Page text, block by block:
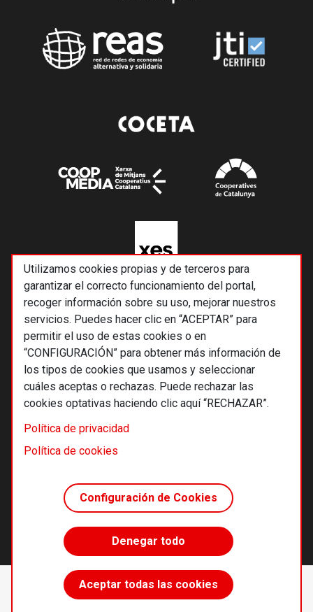
Utilizamos cookies propias y de terceros para
garantizar el correcto funcionamiento del portal,
recoger información sobre su uso, mejorar nuestros
servicios. Puedes hacer clic en “ACEPTAR” para
permitir el uso de estas cookies o en
“CONFIGURACIÓN” para obtener más información de
los tipos de cookies que usamos y seleccionar
cuáles aceptas o rechazas. Puede rechazar las
cookies optativas haciendo clic aquí “RECHAZAR”.
Política de privacidad
Política de cookies
Configuración de Cookies
Denegar todo
Aceptar todas las cookies
Accede sin límites
desde 55 €/año
Suscríbete
© 2026 Alternativas económicas SCCL
Footer
Términos y condiciones de uso
Política de cookies
Principios editoriales